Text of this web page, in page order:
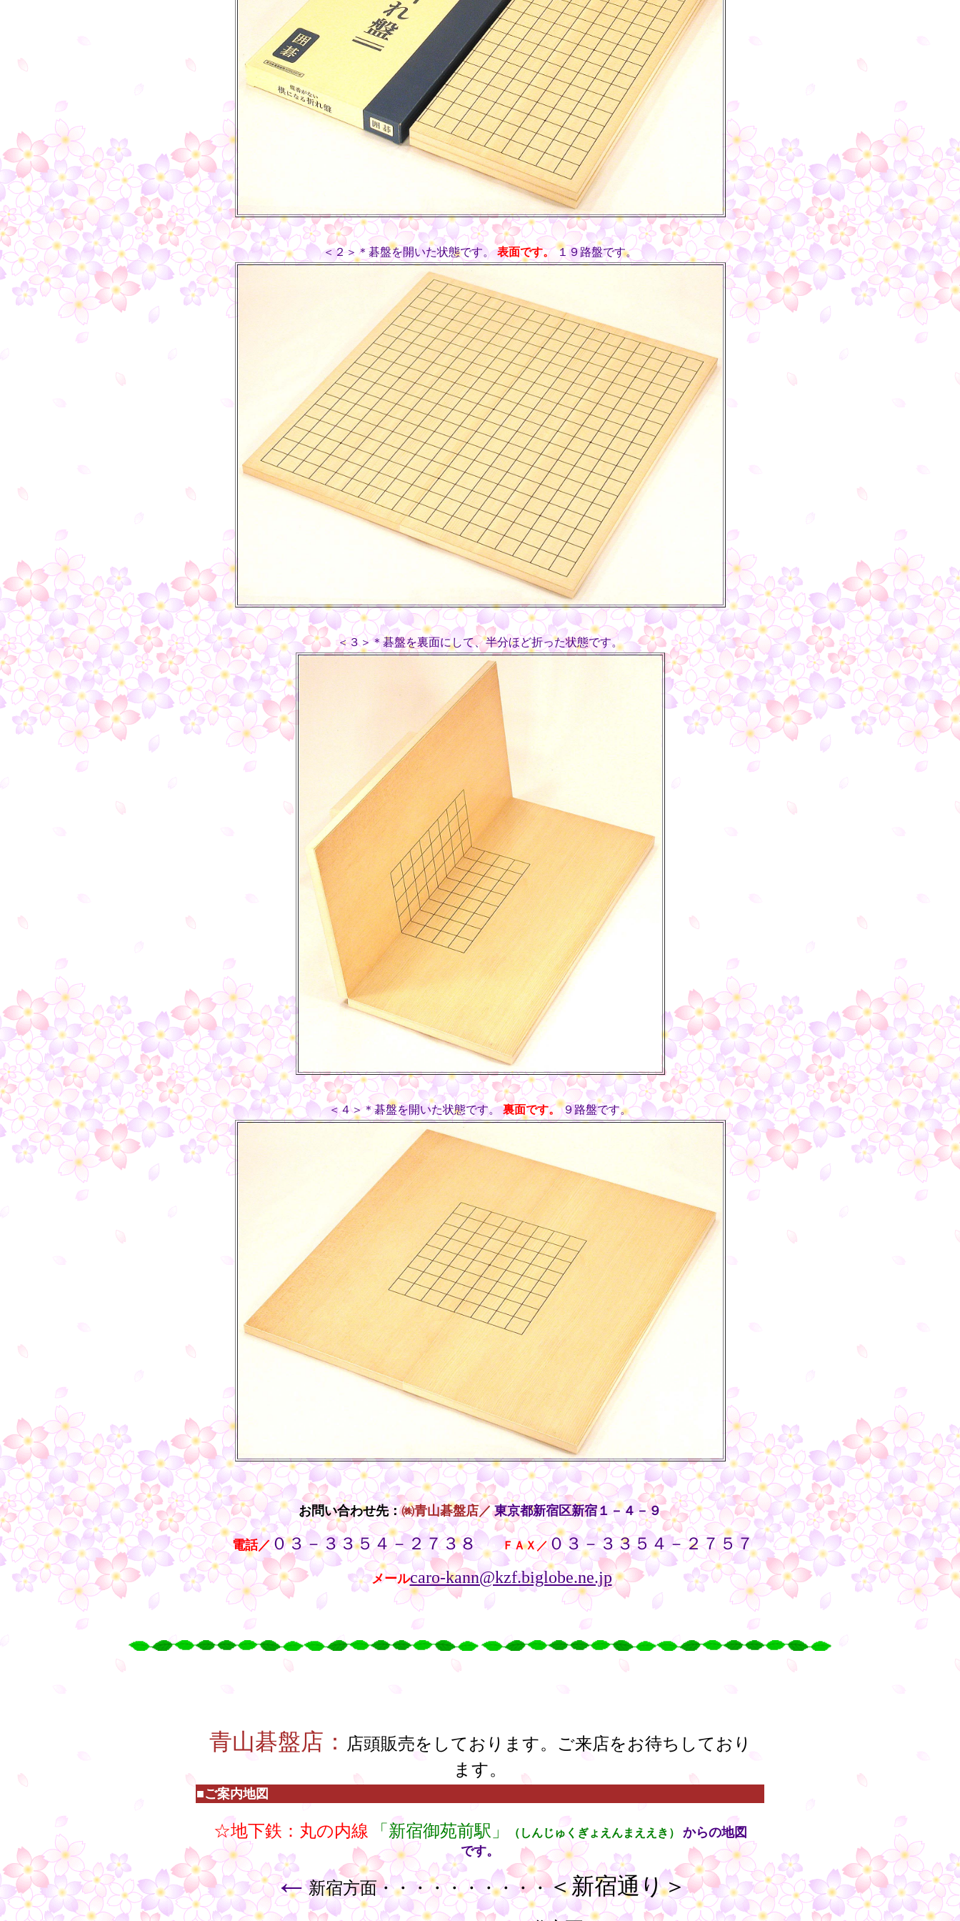
＜２＞＊碁盤を開いた状態です。 表面です。 １９路盤です。
＜３＞＊碁盤を裏面にして、半分ほど折った状態です。
＜４＞＊碁盤を開いた状態です。 裏面です。 ９路盤です。
お問い合わせ先：㈱青山碁盤店／ 東京都新宿区新宿１－４－９
・・電話／０３－３３５４－２７３８・・ ＦＡＸ／０３－３３５４－２７５７
・・メールcaro-kann@kzf.biglobe.ne.jp
○
青山碁盤店：
店頭販売をしております。ご来店をお待ちしており
ます。
■ご案内地図
☆地下鉄：丸の内線 「新宿御苑前駅」 （しんじゅくぎょえんまええき）
からの地図
です。
←新宿方面・・・・・・・・・・＜新宿通り＞